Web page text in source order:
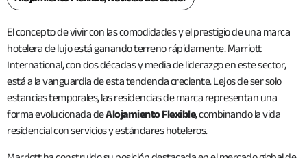
El concepto de vivir con las comodidades y el prestigio de una marca
hotelera de lujo está ganando terreno rápidamente. Marriott
International, con dos décadas y media de liderazgo en este sector,
está a la vanguardia de esta tendencia creciente. Lejos de ser solo
estancias temporales, las residencias de marca representan una
forma evolucionada deAlojamiento Flexible, combinando la vida
residencial con servicios y estándares hoteleros.